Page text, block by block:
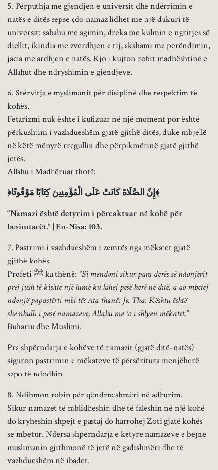
5. Përputhja me gjendjen e universit dhe ndërrimin e
natës e ditës sepse çdo namaz lidhet me një dukuri të
universit: sabahu me agimin, dreka me kulmin e ngritjes së
diellit, ikindia me zverdhjen e tij, akshami me perëndimin,
jacia me ardhjen e natës. Kjo i kujton robit madhështinë e
Allahut dhe ndryshimin e gjendjeve.
6. Stërvitja e myslimanit për disiplinë dhe respektim të
kohës.
Fetarizmi nuk është i kufizuar në një moment por është
përkushtim i vazhdueshëm gjatë gjithë ditës, duke mbjellë
në këtë mënyrë rregullin dhe përpikmërinë gjatë gjithë
jetës.
Allahu i Madhëruar thotë:
﴿إِنَّ الصَّلَاةَ كَانَتْ عَلَى الْمُؤْمِنِينَ كِتَابًا مَوْقُوتًا﴾
“Namazi është detyrim i përcaktuar në kohë për
besimtarët.” | En-Nisa: 103.
7. Pastrimi i vazhdueshëm i zemrës nga mëkatet gjatë
gjithë kohës.
Profeti ﷺ ka thënë: “Si mendoni sikur para derës së ndonjërit
prej jush të kishte një lumë ku lahej pesë herë në ditë, a do mbetej
ndonjë papastërti mbi të? Ata thanë: Jo. Tha: Kështu është
shembulli i pesë namazeve, Allahu me to i shlyen mëkatet.”
Buhariu dhe Muslimi.
Pra shpërndarja e kohëve të namazit (gjatë ditë-natës)
siguron pastrimin e mëkateve të përsëritura menjëherë
sapo të ndodhin.
8. Ndihmon robin për qëndrueshmëri në adhurim.
Sikur namazet të mblidheshin dhe të faleshin në një kohë
do kryheshin shpejt e pastaj do harrohej Zoti gjatë kohës
së mbetur. Ndërsa shpërndarja e këtyre namazeve e bëjnë
muslimanin gjithmonë të jetë në gadishmëri dhe të
vazhdueshëm në ibadet.